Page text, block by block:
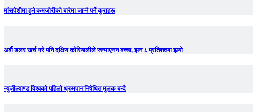
मांसपेशीमा हुने कमजोरीको बारेमा जान्नै पर्ने कुराहरू
अर्बौ डलर खर्च गरे पनि दक्षिण कोरियालीले जन्माएनन बच्चा, झन ८ प्रतिशतमा झर्‍याे
न्युजील्याण्ड विश्वको पहिलो ध्रुमपान निषेधित मुलक बन्दै